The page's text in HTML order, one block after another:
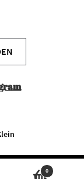
Zustimmen
0